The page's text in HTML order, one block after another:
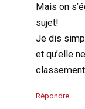
Mais on
sujet!
Je dis
et qu’elle
Répondre